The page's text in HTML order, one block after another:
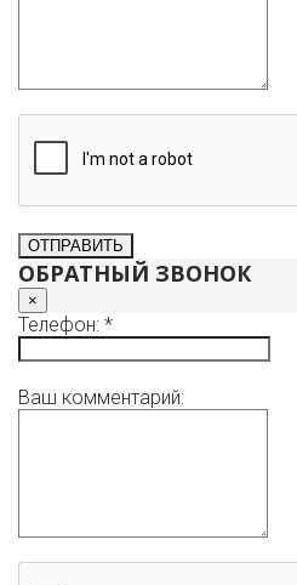
ОБРАТНЫЙ ЗВОНОК
×
Телефон: *
Ваш комментарий: